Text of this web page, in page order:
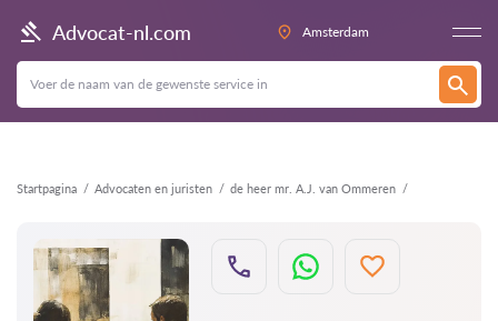
Advocat-nl.com Amsterdam
Startpagina Advocaten en juristen de heer mr. A.J. van Ommeren
Terug